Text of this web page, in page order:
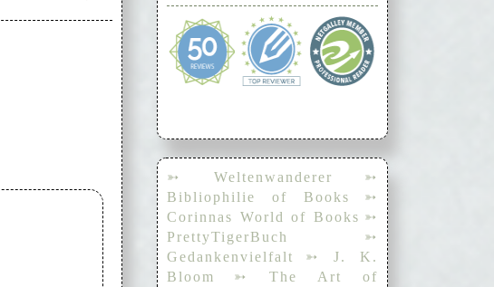
➳ Weltenwanderer
➳
Bibliophilie of Books
➳
Corinnas World of Books ➳
PrettyTigerBuch
➳
Gedankenvielfalt
➳ J. K.
Bloom
➳ The Art of